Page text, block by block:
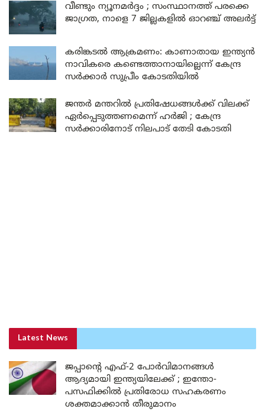
വീണ്ടും ന്യൂനമർദ്ദം ; സംസ്ഥാനത്ത് പരക്കെ
ജാഗ്രത, നാളെ 7 ജില്ലകളിൽ ഓറഞ്ച് അലർട്ട്
കരിങ്കടൽ ആക്രമണം: കാണാതായ ഇന്ത്യൻ
നാവികരെ കണ്ടെത്താനായില്ലെന്ന് കേന്ദ്ര
സർക്കാർ സുപ്രീം കോടതിയിൽ
ജന്തർ മന്തറിൽ പ്രതിഷേധങ്ങൾക്ക് വിലക്ക്
ഏർപ്പെടുത്തണമെന്ന് ഹർജി ; കേന്ദ്ര
സർക്കാരിനോട് നിലപാട് തേടി കോടതി
Latest News
ജപ്പാന്റെ എഫ്-2 പോർവിമാനങ്ങൾ
ആദ്യമായി ഇന്ത്യയിലേക്ക് ; ഇന്തോ-
പസഫിക്കിൽ പ്രതിരോധ സഹകരണം
ശക്തമാക്കാൻ തീരുമാനം